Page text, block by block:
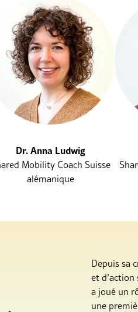
Dr. Anna Ludwig
Mobility Coach Suisse
alémanique
Depuis sa
et
a joué un
une